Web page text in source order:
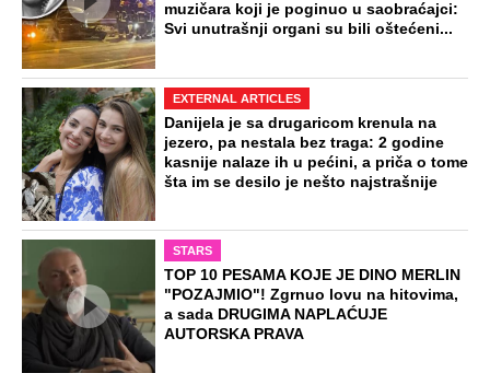
muzičara koji je poginuo u saobraćajci:
Svi unutrašnji organi su bili oštećeni...
EXTERNAL ARTICLES
Danijela je sa drugaricom krenula na
jezero, pa nestala bez traga: 2 godine
kasnije nalaze ih u pećini, a priča o tome
šta im se desilo je nešto najstrašnije
STARS
TOP 10 PESAMA KOJE JE DINO MERLIN
"POZAJMIO"! Zgrnuo lovu na hitovima,
a sada DRUGIMA NAPLAĆUJE
AUTORSKA PRAVA